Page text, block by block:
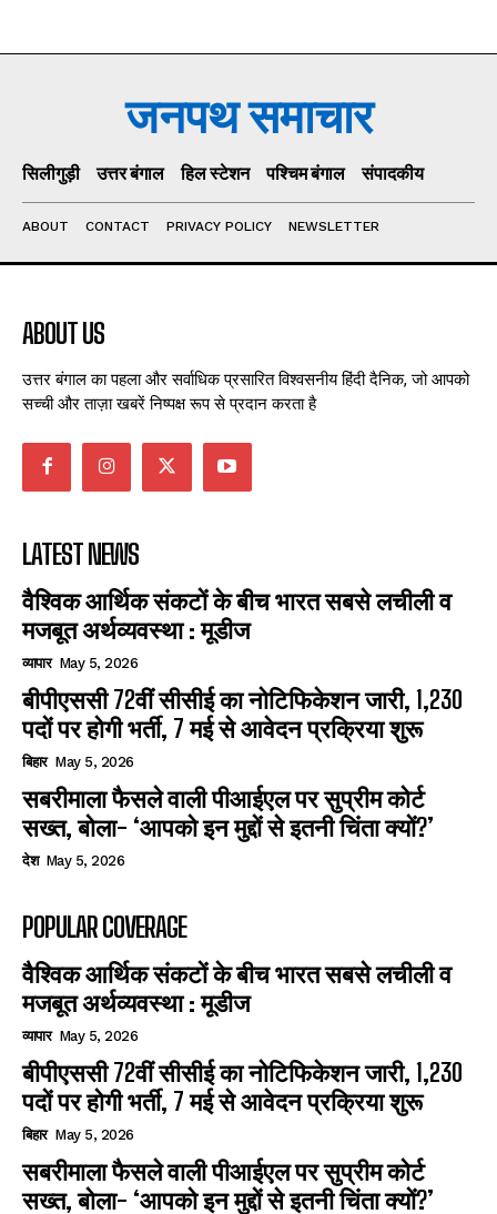
जनपथ समाचार
सिलीगुड़ी उत्तर बंगाल हिल स्टेशन पश्चिम बंगाल संपादकीय
ABOUT CONTACT PRIVACY POLICY NEWSLETTER
ABOUT US
उत्तर बंगाल का पहला और सर्वाधिक प्रसारित विश्वसनीय हिंदी दैनिक, जो आपको
सच्ची और ताज़ा खबरें निष्पक्ष रूप से प्रदान करता है
LATEST NEWS
वैश्विक आर्थिक संकटों के बीच भारत सबसे लचीली व
मजबूत अर्थव्यवस्था : मूडीज
व्यापार May 5, 2026
बीपीएससी 72वीं सीसीई का नोटिफिकेशन जारी, 1,230
पदों पर होगी भर्ती, 7 मई से आवेदन प्रक्रिया शुरू
बिहार May 5, 2026
सबरीमाला फैसले वाली पीआईएल पर सुप्रीम कोर्ट
सख्त, बोला- ‘आपको इन मुद्दों से इतनी चिंता क्यों?’
देश May 5, 2026
POPULAR COVERAGE
वैश्विक आर्थिक संकटों के बीच भारत सबसे लचीली व
मजबूत अर्थव्यवस्था : मूडीज
व्यापार May 5, 2026
बीपीएससी 72वीं सीसीई का नोटिफिकेशन जारी, 1,230
पदों पर होगी भर्ती, 7 मई से आवेदन प्रक्रिया शुरू
बिहार May 5, 2026
सबरीमाला फैसले वाली पीआईएल पर सुप्रीम कोर्ट
सख्त, बोला- ‘आपको इन मुद्दों से इतनी चिंता क्यों?’